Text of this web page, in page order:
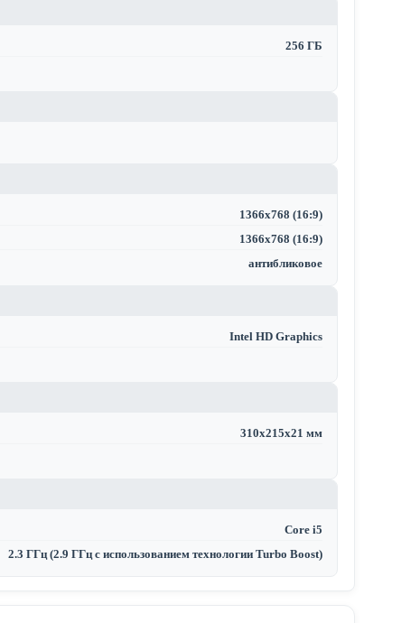
256 ГБ
1366x768 (16:9)
1366x768 (16:9)
антибликовое
Intel HD Graphics
310х215х21 мм
Core i5
2.3 ГГц (2.9 ГГц с использованием технологии Turbo Boost)